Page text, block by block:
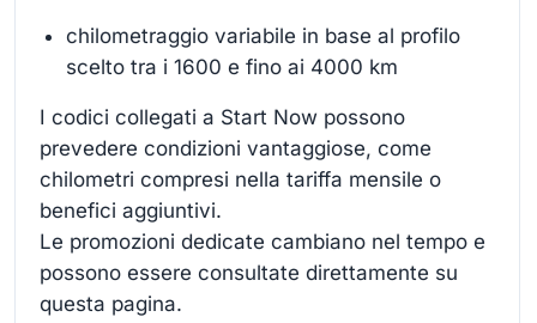
chilometraggio variabile in base al profilo
scelto tra i 1600 e fino ai 4000 km
I codici collegati a Start Now possono
prevedere condizioni vantaggiose, come
chilometri compresi nella tariffa mensile o
benefici aggiuntivi.
Le promozioni dedicate cambiano nel tempo e
possono essere consultate direttamente su
questa pagina.